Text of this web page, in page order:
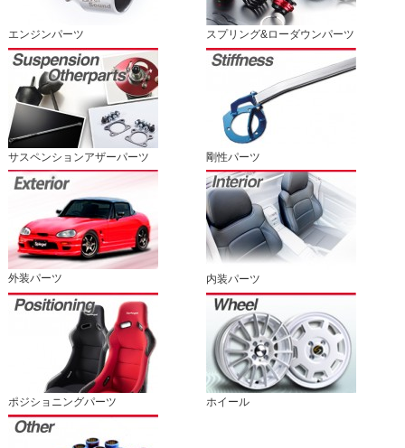
エンジンパーツ スプリング&ローダウンパーツ
サスペンションアザーパーツ 剛性パーツ
外装パーツ 内装パーツ
ポジショニングパーツ ホイール